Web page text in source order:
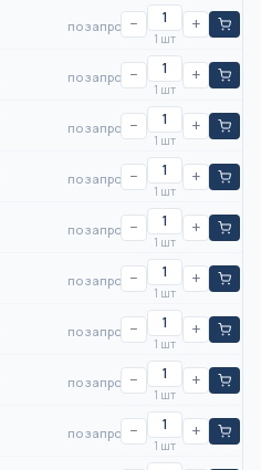
по запросу−
1 шт
+
по запросу−
1 шт
+
по запросу−
1 шт
+
по запросу−
1 шт
+
по запросу−
1 шт
+
по запросу−
1 шт
+
по запросу−
1 шт
+
по запросу−
1 шт
+
по запросу−
1 шт
+